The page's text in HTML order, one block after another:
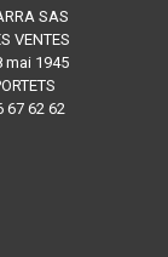
SAS
VENTES
mai 1945
67 62 62